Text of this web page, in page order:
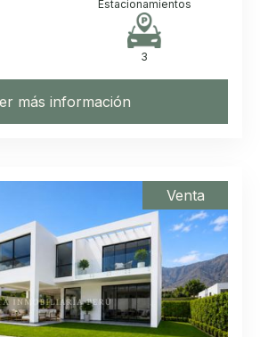
Estacionamientos
3
más información
Venta